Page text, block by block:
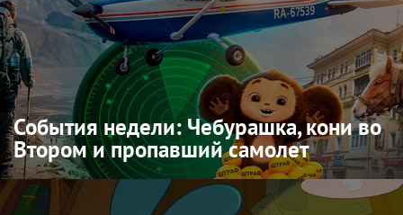
События недели: Чебурашка, кони во
Втором и пропавший самолет